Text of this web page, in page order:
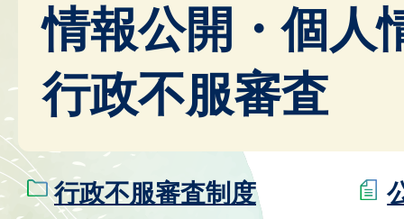
情報公開・個人
行政不服審査
行政不服審査制度